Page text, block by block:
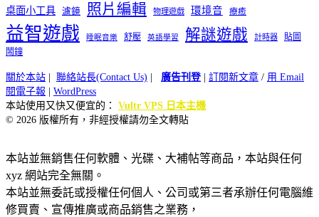
桌面小工具 濾鏡 照片編輯 物理遊戲 環境音 療癒
益智遊戲 睡眠音樂 舒壓 英語學習 解謎遊戲 計時器
貼圖
鬧鐘
關於本站 聯絡站長(Contact Us) 廣告刊登| 訂閱新文章 / 用 Email
閱電子報
WordPress
本站使用又快又便宜的： Vultr VPS 日本主機
© 2026 版權所有，非經授權請勿全文轉貼
本站並無銷售任何軟體、光碟、大補帖等商品，本站與任何
xyz 網站完全無關。
本站並無委託或授權任何個人、公司或第三者承辦任何電腦維
修買賣、宣傳推廣或商品銷售之業務，